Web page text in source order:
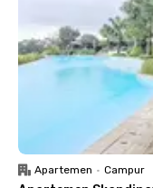
Apartemen • Campur